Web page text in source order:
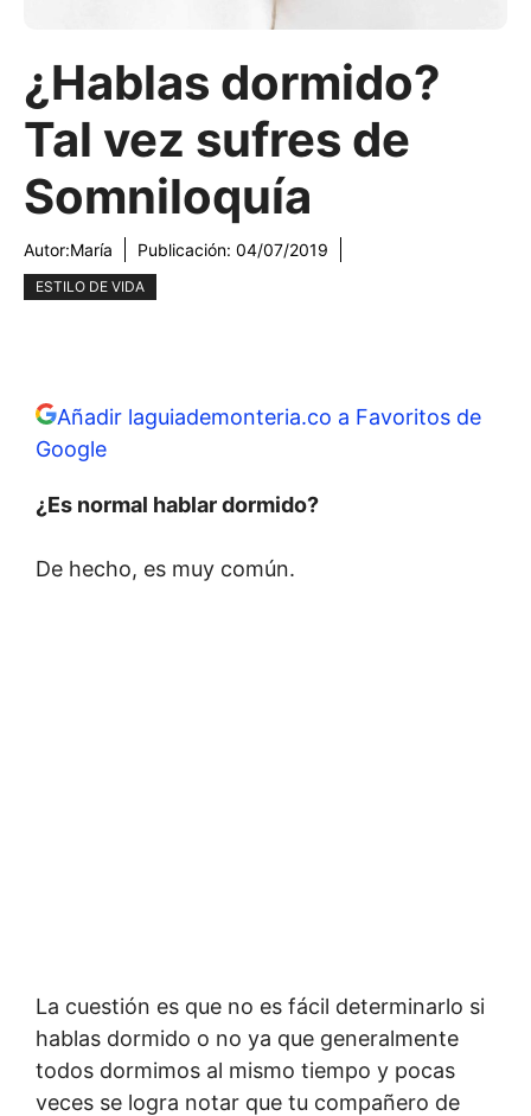
¿Hablas dormido?
Tal vez sufres de
Somniloquía
Autor:María Publicación: 04/07/2019
ESTILO DE VIDA
Añadir laguiademonteria.co a Favoritos de
Google
¿Es normal hablar dormido?
De hecho, es muy común.
La cuestión es que no es fácil determinarlo si
hablas dormido o no ya que generalmente
todos dormimos al mismo tiempo y pocas
veces se logra notar que tu compañero de